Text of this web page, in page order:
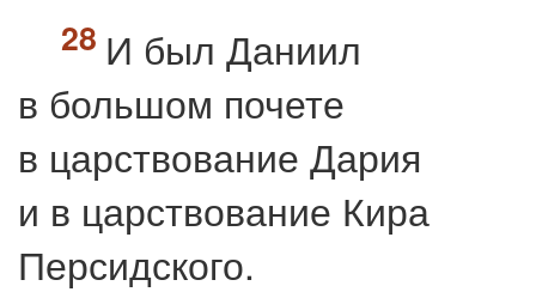
И был Даниил
в большом почете
в царствование Дария
и в царствование Кира
Персидского.